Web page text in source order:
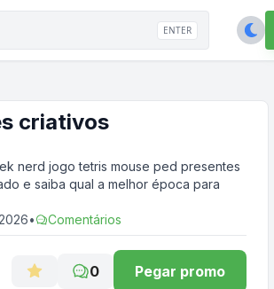
ENTER
criativos
nerd jogo tetris mouse ped presentes
e saiba qual a melhor época para
• Comentários
0 Pegar promo